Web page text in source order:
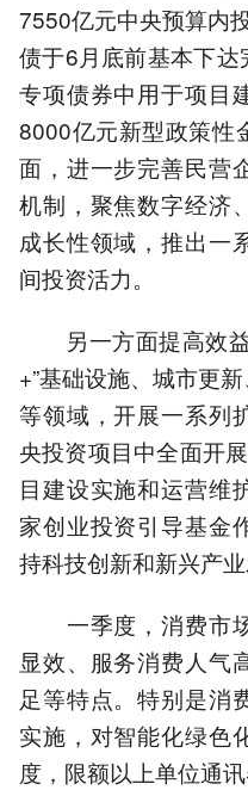
7550亿元中央预算内
债于6月底前基本下
专项债券中用于项目
8000亿元新型政策性
面，进一步完善民营
机制，聚焦数字经济
成长性领域，推出一
间投资活力。
另一方面提高效益
+”基础设施、城市更
等领域，开展一系列
央投资项目中全面开
目建设实施和运营维
家创业投资引导基金
持科技创新和新兴产业
一季度，消费市场
显效、服务消费人气
足等特点。特别是消
实施，对智能化绿色
度，限额以上单位通